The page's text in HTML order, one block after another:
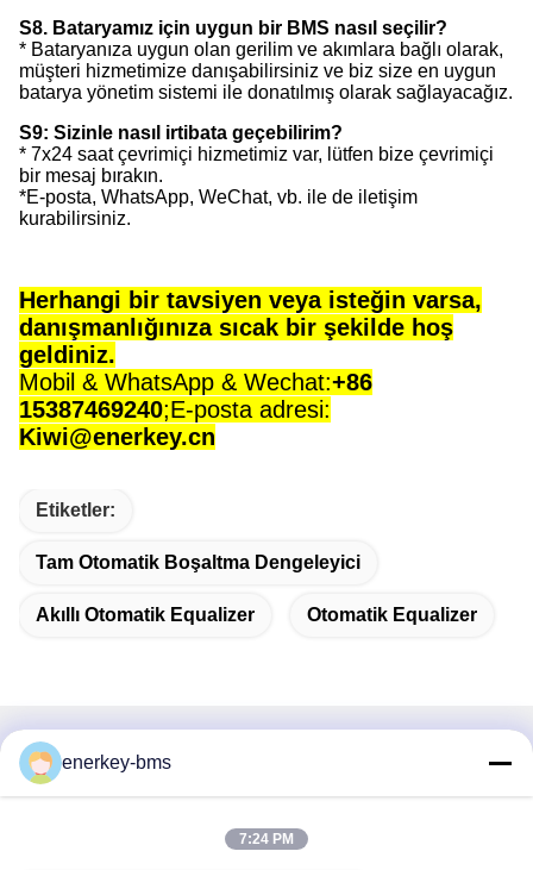
S8. Bataryamız için uygun bir BMS nasıl seçilir?
* Bataryanıza uygun olan gerilim ve akımlara bağlı olarak,
müşteri hizmetimize danışabilirsiniz ve biz size en uygun
batarya yönetim sistemi ile donatılmış olarak sağlayacağız.
S9: Sizinle nasıl irtibata geçebilirim?
* 7x24 saat çevrimiçi hizmetimiz var, lütfen bize çevrimiçi
bir mesaj bırakın.
*E-posta, WhatsApp, WeChat, vb. ile de iletişim
kurabilirsiniz.
Herhangi bir tavsiyen veya isteğin varsa,
danışmanlığınıza sıcak bir şekilde hoş
geldiniz.
Mobil & WhatsApp & Wechat:+86
15387469240;E-posta adresi:
Kiwi@enerkey.cn
Etiketler:
Tam Otomatik Boşaltma Dengeleyici
Akıllı Otomatik Equalizer Otomatik Equalizer
Hızlı iletişim
Bölge A, 9. kat, Bina G, Guancheng Düşük Karbonlu Sanayi
enerkey-bms
7:24 PM